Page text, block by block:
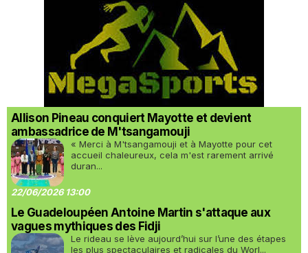
Allison Pineau conquiert Mayotte et devient
ambassadrice de M'tsangamouji
« Merci à M'tsangamouji et à Mayotte pour cet
accueil chaleureux, cela m'est rarement arrivé
duran...
22/06/2026 13:00
Le Guadeloupéen Antoine Martin s'attaque aux
vagues mythiques des Fidji
Le rideau se lève aujourd’hui sur l’une des étapes
les plus spectaculaires et radicales du Worl...